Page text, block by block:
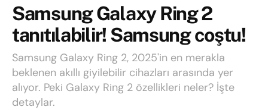
Samsung Galaxy Ring 2
tanıtılabilir! Samsung coştu!
Samsung Galaxy Ring 2, 2025'in en merakla
beklenen akıllı giyilebilir cihazları arasında yer
alıyor. Peki Galaxy Ring 2 özellikleri neler? İşte
detaylar.